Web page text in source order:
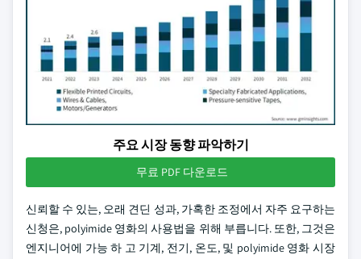
주요 시장 동향 파악하기
무료 PDF 다운로드
신뢰할 수 있는, 오래 견딘 성과, 가혹한 조정에서 자주 요구하는
신청은, polyimide 영화의 사용법을 위해 부릅니다. 또한, 그것은
엔지니어에 가능 하 고 기계, 전기, 온도, 및 polyimide 영화 시장